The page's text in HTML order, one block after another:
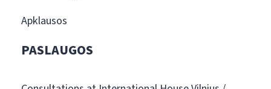
Apklausos
PASLAUGOS